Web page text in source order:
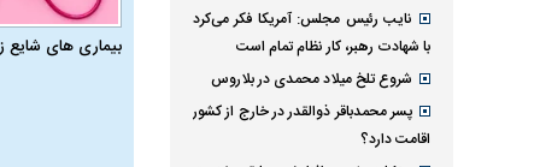
بیماری‌ های شایع
نایب رئیس مجلس: آمریکا فکر می‌کرد
با شهادت رهبر، کار نظام تمام است
شروع تلخ میلاد محمدی در بلاروس
پسر محمدباقر ذوالقدر در خارج از کشور
اقامت دارد؟